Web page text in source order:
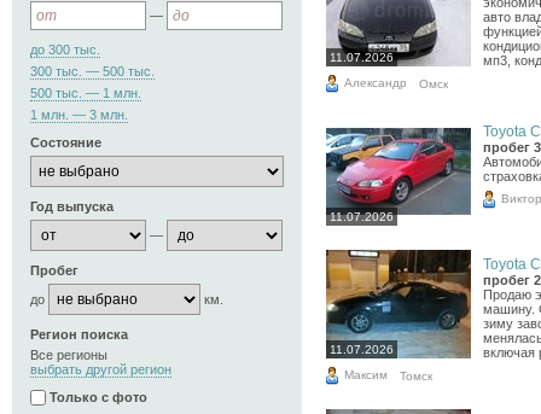
—
до 300 тыс.
300 тыс. — 500 тыс.
500 тыс. — 1 млн.
1 млн. — 3 млн.
Состояние
Год выпуска
—
Пробег
до
км.
Регион поиска
Все регионы
выбрать другой регион
Только с фото
11.07.2026
авто
мп3,
Александр Омск
11.07.2026
Toyota
пробег
Виктор
11.07.2026
Toyota
пробег
Продаю
машину.
зиму
включая
Максим Томск